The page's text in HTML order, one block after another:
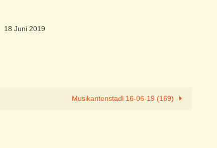
18 Juni 2019
Musikantenstadl 16-06-19 (169)